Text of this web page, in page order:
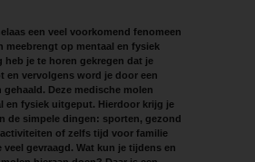
een veel voorkomend fenomeen
meebrengt op mentaal en fysiek
heb je te horen gekregen dat je
en vervolgens word je door een
gehaald. Deze medische molen
en fysiek uitgeput. Hierdoor krijg je
de simpele dingen: sporten, gezond
of zelfs tijd voor familie
veel gevraagd. Wat kun je tijdens en